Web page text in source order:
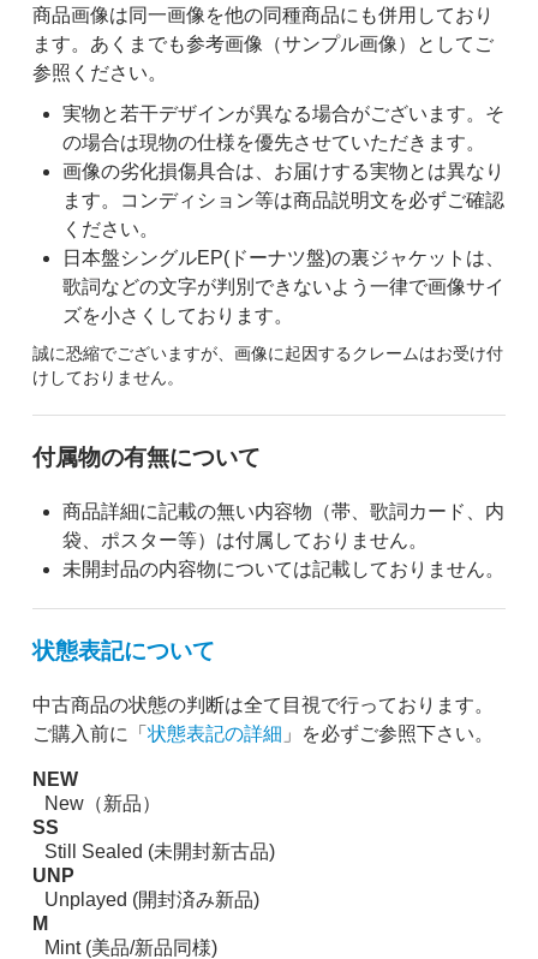
商品画像は同一画像を他の同種商品にも併用しており
ます。あくまでも参考画像（サンプル画像）としてご
参照ください。
実物と若干デザインが異なる場合がございます。そ
の場合は現物の仕様を優先させていただきます。
画像の劣化損傷具合は、お届けする実物とは異なり
ます。コンディション等は商品説明文を必ずご確認
ください。
日本盤シングルEP(ドーナツ盤)の裏ジャケットは、
歌詞などの文字が判別できないよう一律で画像サイ
ズを小さくしております。
誠に恐縮でございますが、画像に起因するクレームはお受け付
けしておりません。
付属物の有無について
商品詳細に記載の無い内容物（帯、歌詞カード、内
袋、ポスター等）は付属しておりません。
未開封品の内容物については記載しておりません。
状態表記について
中古商品の状態の判断は全て目視で行っております。
ご購入前に「 状態表記の詳細 」を必ずご参照下さい。
NEW
New（新品）
SS
Still Sealed (未開封新古品)
UNP
Unplayed (開封済み新品)
M
Mint (美品/新品同様)